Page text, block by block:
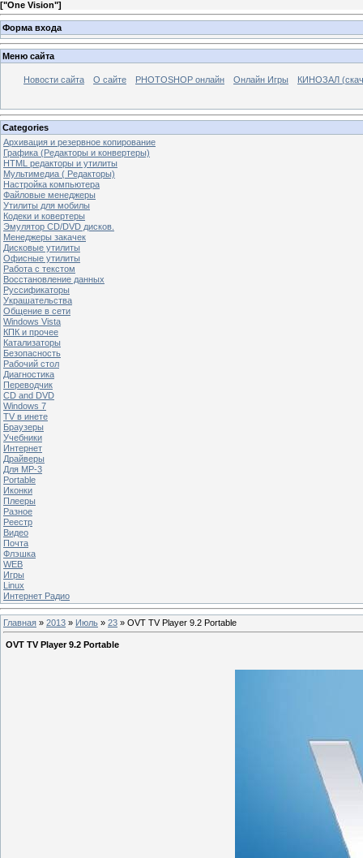
["One Vision"]
Форма входа
Меню сайта
Новости сайта О сайте PHOTOSHOP онлайн Онлайн Игры КИНОЗАЛ
Categories
Архивация и резервное копирование
Графика (Редакторы и конвертеры)
HTML редакторы и утилиты
Мультимедиа ( Редакторы)
Настройка компьютера
Файловые менеджеры
Утилиты для мобилы
Кодеки и ковертеры
Эмулятор CD/DVD дисков.
Менеджеры закачек
Дисковые утилиты
Офисные утилиты
Работа с текстом
Восстановление данных
Руссификаторы
Украшательства
Общение в сети
Windows Vista
КПК и прочее
Катализаторы
Безопасность
Рабочий стол
Диагностика
Переводчик
CD and DVD
Windows 7
TV в инете
Браузеры
Учебники
Интернет
Драйверы
Для MP-3
Portable
Иконки
Плееры
Разное
Реестр
Видео
Почта
Флэшка
WEB
Игры
Linux
Интернет Радио
Главная » 2013 » Июль » 23 » OVT TV Player 9.2 Portable
OVT TV Player 9.2 Portable